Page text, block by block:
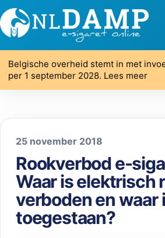
Belgische overheid stemt in met
per 1 september 2028. Lees meer
25 november 2018
Rookverbod e-
Waar is elektrisch
verboden en waar
toegestaan?